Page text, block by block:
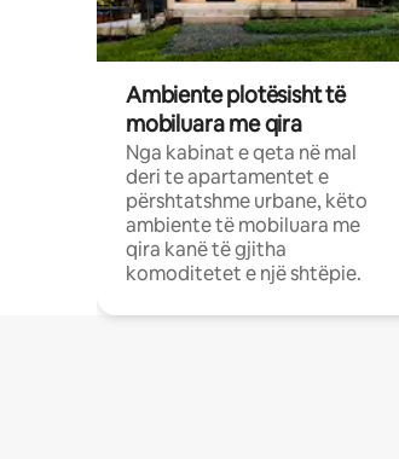
Ambiente plotësisht të
mobiluara me qira
Nga kabinat e qeta në mal
deri te apartamentet e
përshtatshme urbane, këto
ambiente të mobiluara me
qira kanë të gjitha
komoditetet e një shtëpie.